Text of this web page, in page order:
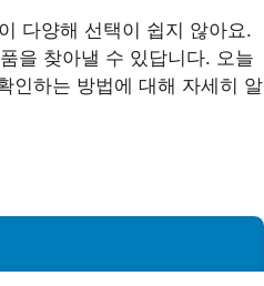
다양해 선택이 쉽지 않아요.
을 찾아낼 수 있답니다. 오늘
인하는 방법에 대해 자세히 알